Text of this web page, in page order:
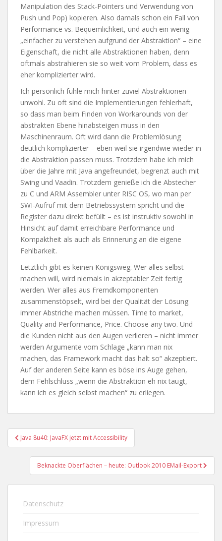
Manipulation des Stack-Pointers und Verwendung von
Push und Pop) kopieren. Also damals schon ein Fall von
Performance vs. Bequemlichkeit, und auch ein wenig
„einfacher zu verstehen aufgrund der Abstraktion“ – eine
Eigenschaft, die nicht alle Abstraktionen haben, denn
oftmals abstrahieren sie so weit vom Problem, dass es
eher komplizierter wird.
Ich persönlich fühle mich hinter zuviel Abstraktionen
unwohl. Zu oft sind die Implementierungen fehlerhaft,
so dass man beim Finden von Workarounds von der
abstrakten Ebene hinabsteigen muss in den
Maschinenraum. Oft wird dann die Problemlösung
deutlich komplizierter – eben weil sie irgendwie wieder in
die Abstraktion passen muss. Trotzdem habe ich mich
über die Jahre mit Java angefreundet, begrenzt auch mit
Swing und Vaadin. Trotzdem genieße ich die Abstecher
zu C und ARM Assembler unter RISC OS, wo man per
SWI-Aufruf mit dem Betriebssystem spricht und die
Register dazu direkt befüllt – es ist instruktiv sowohl in
Hinsicht auf damit erreichbare Performance und
Kompaktheit als auch als Erinnerung an die eigene
Fehlbarkeit.
Letztlich gibt es keinen Königsweg. Wer alles selbst
machen will, wird niemals in akzeptabler Zeit fertig
werden. Wer alles aus Fremdkomponenten
zusammenstöpselt, wird bei der Qualität der Lösung
immer Abstriche machen müssen. Time to market,
Quality and Performance, Price. Choose any two. Und
die Kunden nicht aus den Augen verlieren – nicht immer
werden Argumente vom Schlage „kann man nix
machen, das Framework macht das halt so“ akzeptiert.
Auf der anderen Seite kann es böse ins Auge gehen,
dem Fehlschluss „wenn die Abstraktion eh nix taugt,
kann ich es gleich selbst machen“ zu erliegen.
Beitragsnavigation
Java 8u40: JavaFX jetzt mit Accessibility
Beknackte Oberflächen – heute: Outlook 2010 EMail-Export
Datenschutz
Impressum